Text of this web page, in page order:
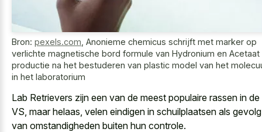
Bron: pexels.com Anonieme chemicus schrijft met marker op
verlichte magnetische bord formule van Hydronium en Acetaat
productie na het bestuderen van plastic model van het
in het laboratorium
Lab Retrievers zijn een van de meest populaire rassen in de
VS, maar helaas, velen eindigen in schuilplaatsen als gevolg
van omstandigheden buiten hun controle.